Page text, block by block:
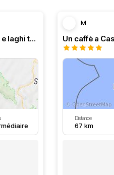
Giro della domenica - Passi e laghi tosco emiliani
M
Un caffè a
Distance
67 km